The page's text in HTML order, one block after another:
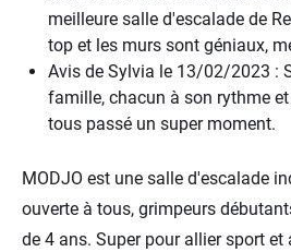
meilleure salle d'escalade de
top et les murs sont géniaux,
Avis de Sylvia le 13/02/2023 :
famille, chacun à son rythme
tous passé un super moment.
MODJO est une salle d'escalade
ouverte à tous, grimpeurs
de 4 ans. Super pour allier sport